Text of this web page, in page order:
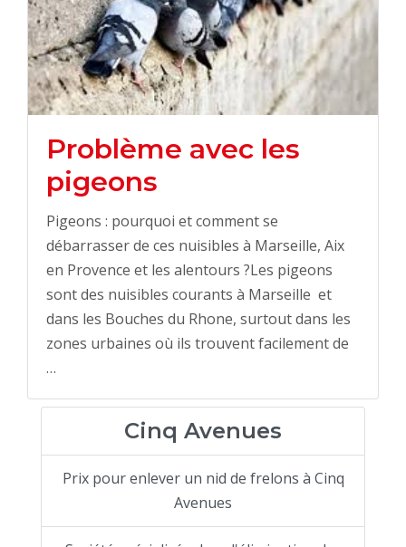
Problème avec les
pigeons
Pigeons : pourquoi et comment se
débarrasser de ces nuisibles à Marseille, Aix
en Provence et les alentours ?Les pigeons
sont des nuisibles courants à Marseille et
dans les Bouches du Rhone, surtout dans les
zones urbaines où ils trouvent facilement de
…
Cinq Avenues
Prix pour enlever un nid de frelons à Cinq
Avenues